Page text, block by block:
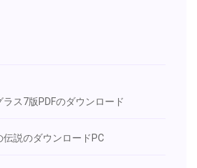
ス7版PDFのダウンロード
説のダウンロードPC